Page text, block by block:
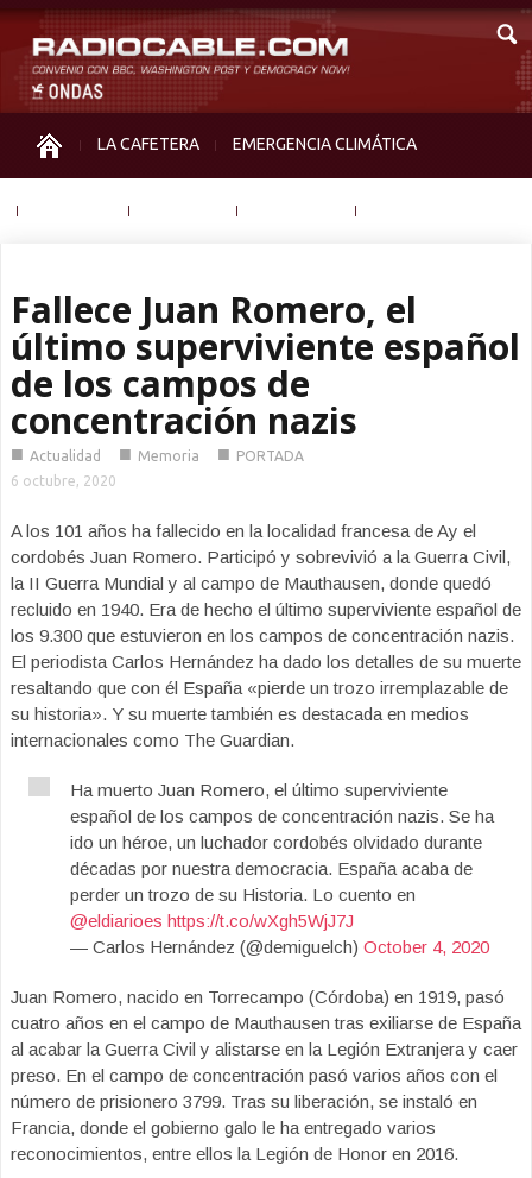
LA CAFETERA EMERGENCIA CLIMÁTICA
Fallece Juan Romero, el
último superviviente español
de los campos de
concentración nazis
■ Actualidad ■ Memoria ■ PORTADA
6 octubre, 2020
A los 101 años ha fallecido en la localidad francesa de Ay el
cordobés Juan Romero. Participó y sobrevivió a la Guerra Civil,
la II Guerra Mundial y al campo de Mauthausen, donde quedó
recluido en 1940. Era de hecho el último superviviente español de
los 9.300 que estuvieron en los campos de concentración nazis.
El periodista Carlos Hernández ha dado los detalles de su muerte
resaltando que con él España «pierde un trozo irremplazable de
su historia». Y su muerte también es destacada en medios
internacionales como The Guardian.
Ha muerto Juan Romero, el último superviviente
español de los campos de concentración nazis. Se ha
ido un héroe, un luchador cordobés olvidado durante
décadas por nuestra democracia. España acaba de
perder un trozo de su Historia. Lo cuento en
@eldiarioes https://t.co/wXgh5WjJ7J
— Carlos Hernández (@demiguelch) October 4, 2020
Juan Romero, nacido en Torrecampo (Córdoba) en 1919, pasó
cuatro años en el campo de Mauthausen tras exiliarse de España
al acabar la Guerra Civil y alistarse en la Legión Extranjera y caer
preso. En el campo de concentración pasó varios años con el
número de prisionero 3799. Tras su liberación, se instaló en
Francia, donde el gobierno galo le ha entregado varios
reconocimientos, entre ellos la Legión de Honor en 2016.